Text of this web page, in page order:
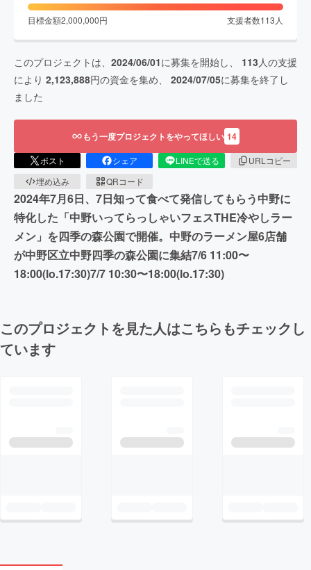
目標金額2,000,000円 支援者数113 人
このプロジェクトは、 2024/06/01に募集を開始し、 113 人の支援
により 2,123,888円の資金を集め、 2024/07/05に募集を終了し
ました
もう一度プロジェクトをやってほしい 14
ポスト シェア LINEで送る
URLコピー
埋め込み
QRコード
2024年7月6日、7日知って食べて発信してもらう中野に
特化した「中野いってらっしゃいフェスTHE冷やしラー
メン」を四季の森公園で開催。中野のラーメン屋6店舗
が中野区立中野四季の森公園に集結7/6 11:00〜
18:00(lo.17:30)7/7 10:30〜18:00(lo.17:30)
このプロジェクトを見た人はこちらもチェックし
ています